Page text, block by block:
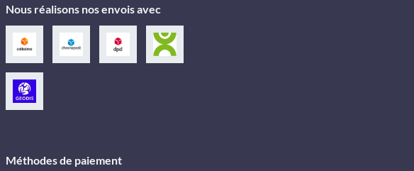
Nous réalisons nos envois avec
Méthodes de paiement